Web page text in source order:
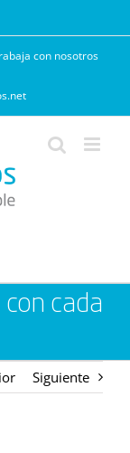
con nosotros
cada
Siguiente